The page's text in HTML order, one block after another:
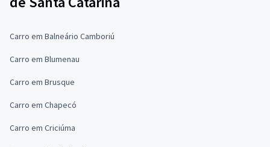
Carro em Balneário Camboriú
Carro em Blumenau
Carro em Brusque
Carro em Chapecó
Carro em Criciúma